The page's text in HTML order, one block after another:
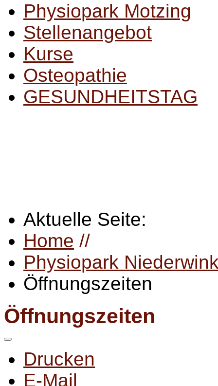
Physiopark Motzing
Stellenangebot
Kurse
Osteopathie
GESUNDHEITSTAG
Aktuelle Seite:
Home //
Physiopark
Öffnungszeiten
Öffnungszeiten
Drucken
E-Mail